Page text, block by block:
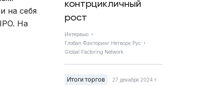
на себя
На
контрцикличный
рост
Интервью
Глобал Факторинг Нетворк Рус
Global Factoring Network
Итоги торгов 27 декабря 2024 г.